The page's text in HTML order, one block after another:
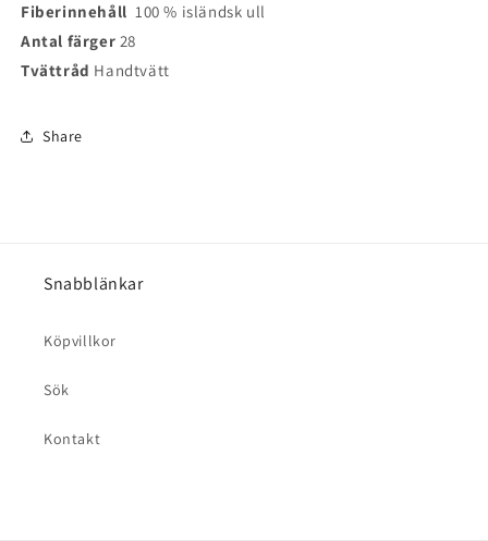
Fiberinnehåll 100 % isländsk ull
Antal färger 28
Tvättråd Handtvätt
Share
Snabblänkar
Köpvillkor
Sök
Kontakt